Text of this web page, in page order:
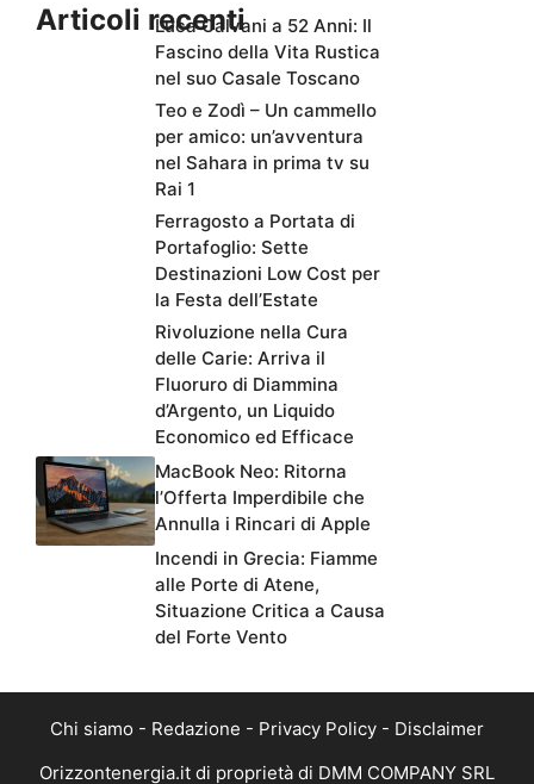
Articoli recentiLuca Calvani a 52 Anni: Il
Fascino della Vita Rustica
nel suo Casale Toscano
Teo e Zodì – Un cammello
per amico: un’avventura
nel Sahara in prima tv su
Rai 1
Ferragosto a Portata di
Portafoglio: Sette
Destinazioni Low Cost per
la Festa dell’Estate
Rivoluzione nella Cura
delle Carie: Arriva il
Fluoruro di Diammina
d’Argento, un Liquido
Economico ed Efficace
MacBook Neo: Ritorna
l’Offerta Imperdibile che
Annulla i Rincari di Apple
Incendi in Grecia: Fiamme
alle Porte di Atene,
Situazione Critica a Causa
del Forte Vento
Chi siamo - Redazione - Privacy Policy - Disclaimer
Orizzontenergia.it di proprietà di DMM COMPANY SRL